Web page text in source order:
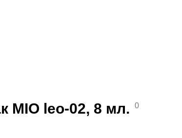
MIO leo-02, 8 мл. 0